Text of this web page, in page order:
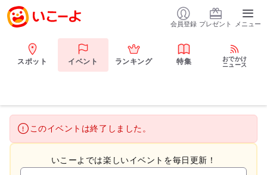
会員登録 プレゼント メニュー
スポット イベント ランキング 特集
おでかけ
ニュース
このイベントは終了しました。
いこーよでは楽しいイベントを毎日更新！